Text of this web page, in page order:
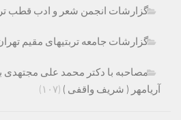
گزارشات انجمن شعر و ادب قطب
گزارشات جامعه تربتیهای مقیم
مصاحبه با دکتر محمد علی مجتهدی
آریامهر ( شریف واقفی ) (۱۰۷)